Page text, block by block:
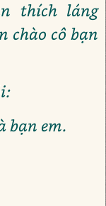
thích láng
chào cô bạn
bạn em.